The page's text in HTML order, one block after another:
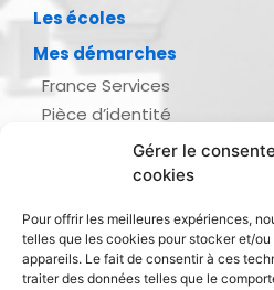
Gérer le
cookies
Pour offrir les meilleures expériences,
telles que les cookies pour stocker et/
appareils. Le fait de consentir à ces
traiter des données telles que le
Les écoles
Mes démarches
France Services
Pièce d’identité
Demande d’actes d’état civil
Inscription listes électorales
Recensement militaire